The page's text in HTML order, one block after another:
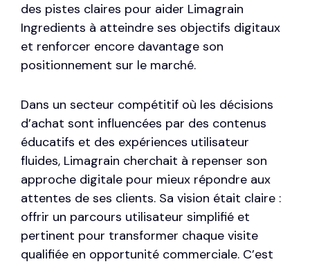
des pistes claires pour aider Limagrain
Ingredients à atteindre ses objectifs digitaux
et renforcer encore davantage son
positionnement sur le marché.
Dans un secteur compétitif où les décisions
d’achat sont influencées par des contenus
éducatifs et des expériences utilisateur
fluides, Limagrain cherchait à repenser son
approche digitale pour mieux répondre aux
attentes de ses clients. Sa vision était claire :
offrir un parcours utilisateur simplifié et
pertinent pour transformer chaque visite
qualifiée en opportunité commerciale. C’est